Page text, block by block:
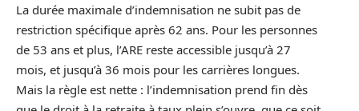
La durée maximale d’indemnisation ne subit pas de
restriction spécifique après 62 ans. Pour les personnes
de 53 ans et plus, l’ARE reste accessible jusqu’à 27
mois, et jusqu’à 36 mois pour les carrières longues.
Mais la règle est nette : l’indemnisation prend fin dès